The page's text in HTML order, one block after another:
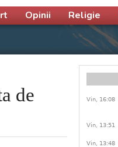
de
Opinii Religie
Vin, 16:08
Vin, 13:51
Vin, 13:48